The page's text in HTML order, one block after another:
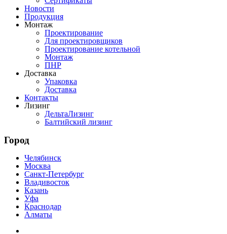
Новости
Продукция
Монтаж
Проектирование
Для проектировщиков
Проектирование котельной
Монтаж
ПНР
Доставка
Упаковка
Доставка
Контакты
Лизинг
ДельтаЛизинг
Балтийский лизинг
Город
Челябинск
Москва
Санкт-Петербург
Владивосток
Казань
Уфа
Краснодар
Алматы